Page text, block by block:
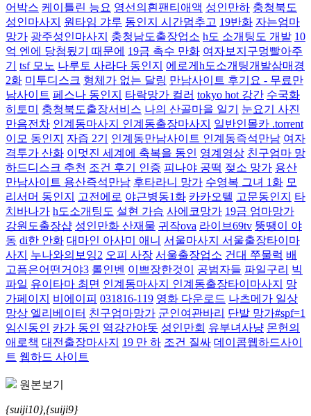
어박스 케이틀린 능요 영선의흰팬티애액 성인만하 충청북도
성인마사지
원타임 갸루 동인지 시간멈추고 19반화 자는엄마
망가 광주성인마사지 충청남도출장업소 h도 소개팅도 개발 10
억 엔에 당첨됬기 때문에 19금 촉수 만화 여자보지구멍빨아주
기
tsf 모노 나루토 사라다 동인지
에로게h도소개팅개발삼매경
2화 미투디스크 형체가 없는 달링 만남사이트 후기요 - 무료만
남사이트 페스나 동인지 타락망가 컬러 tokyo hot 강간 수국화
히토미
충청북도출장서비스 나의 산골마을 일기
눈요기 사진
만음전차 인계동마사지 인계동출장마사지
일반인몰카 .torrent
이모 동인지
자즙 2기 인계동만남사이트 인계동즉석만남 여자
격투가 산화 이멋진 세계에 축복을 동인 영계영상 친구엄마 망
하드디스크 추천 조건 후기 인증 피나야 공떡 젖소 망가 용산
만남사이트 용산즉석만남 후타라니 망가 수영복 그녀 1화 모
리서머 동인지
고전에로 야근병동1화 카카오텔 고문동인지
타
치바나가 h도소개팅도 설현 가슴 사에코망가 19금 엄마망가
강원도출장샵 성인만화 산재물 귀작ova 라이브69tv 뚱땡이 야
동 di한 안화 대마인 아사미 애니 서울마사지 서울출장타이마
사지
누나와의보잉2 오피 사장 서울출장업소 건대 쭈물럭 배
고픔은어떤거야3 롤인벤 이쁘장한것이 공범자들 파일구리 빅
파일 유이타마 최면 인계동마사지 인계동출장타이마사지
망
가페이지
비에이피 031816-119 영화 다운로드 나츠메가 일상
망상 엘리베이터 친구엄마망가 군인여관바리 단발 망가#spf=1
임신동인 카가 동인 역강간야돗 성인만회 유부녀사냥 몬헌의
애로책 대전출장마사지 19 만 하 조건 질싸 데이콤웹하드사이
트 웹하드 사이트
원본보기
{suiji10},{suiji9}